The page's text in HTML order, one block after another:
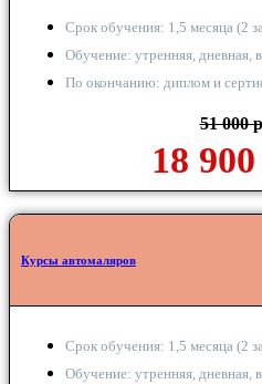
Срок обучения: 1,5 месяца (2
Обучение: утренняя, дневная,
По окончанию: диплом и
51 000
18
Курсы автомаляров
Срок обучения: 1,5 месяца (2
Обучение: утренняя, дневная,